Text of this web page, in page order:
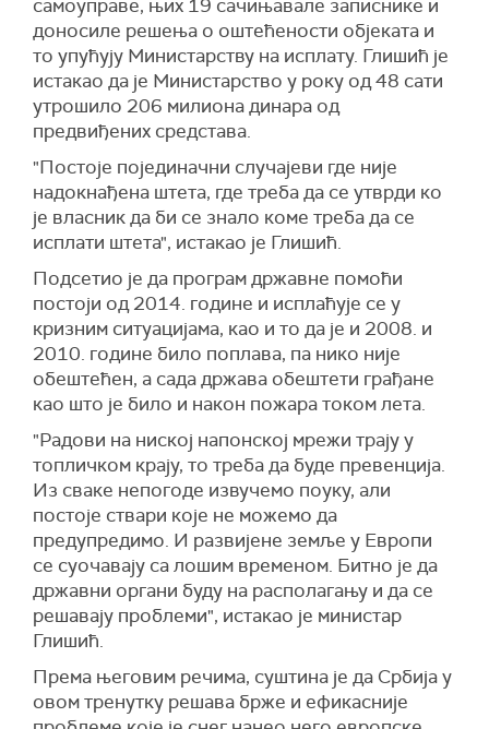
самоуправе, њих 19 сачињавале записнике и
доносиле решења о оштећености објеката и
то упућују Министарству на исплату. Глишић је
истакао да је Министарство у року од 48 сати
утрошило 206 милиона динара од
предвиђених средстава.
"Постоје појединачни случајеви где није
надокнађена штета, где треба да се утврди ко
је власник да би се знало коме треба да се
исплати штета", истакао је Глишић.
Подсетио је да програм државне помоћи
постоји од 2014. године и исплаћује се у
кризним ситуацијама, као и то да је и 2008. и
2010. године било поплава, па нико није
обештећен, а сада држава обештети грађане
као што је било и након пожара током лета.
"Радови на ниској напонској мрежи трају у
топличком крају, то треба да буде превенција.
Из сваке непогоде извучемо поуку, али
постоје ствари које не можемо да
предупредимо. И развијене земље у Европи
се суочавају са лошим временом. Битно је да
државни органи буду на располагању и да се
решавају проблеми", истакао је министар
Глишић.
Према његовим речима, суштина је да Србија у
овом тренутку решава брже и ефикасније